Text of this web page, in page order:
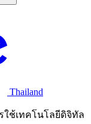
Thailand
ใช้เทคโนโลยีดิจิทัล